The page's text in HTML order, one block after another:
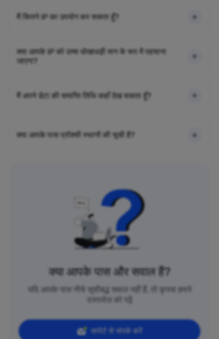
मैं कितने IP का उपयोग कर सकता हूँ?
क्या आपके IP को उच्च धोखाधड़ी मान के रूप में पहचाना
जाएगा?
मैं अपने डेटा की समाप्ति तिथि कहाँ देख सकता हूँ?
क्या आपके पास प्रॉक्सी स्थानों की सूची है?
क्या आपके पास और सवाल हैं?
यदि आपके पास नीचे सूचीबद्ध सवाल नहीं हैं, तो कृपया हमारे
दस्तावेज़ को पढ़ें
सपोर्ट से संपर्क करें